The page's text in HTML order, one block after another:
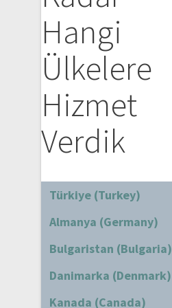
Hangi
Ülkelere
Hizmet
Verdik
Türkiye (Turkey)
Almanya (Germany)
Bulgaristan (Bulgaria)
Danimarka (Denmark)
Kanada (Canada)